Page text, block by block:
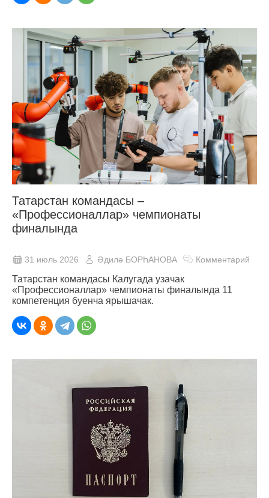
Татарстан командасы –
«Профессионаллар» чемпионаты
финалында
31 июль 2026 Әдилә БОРҺАНОВА Комментарий
Татарстан командасы Калугада узачак
«Профессионаллар» чемпионаты финалында 11
компетенция буенча ярышачак.